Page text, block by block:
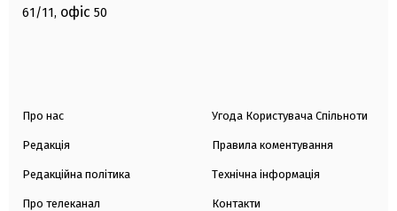
61/11, офіс 50
Про нас
Редакція
Редакційна політика
Про телеканал
Угода Користувача Спільноти
Правила коментування
Технічна інформація
Контакти